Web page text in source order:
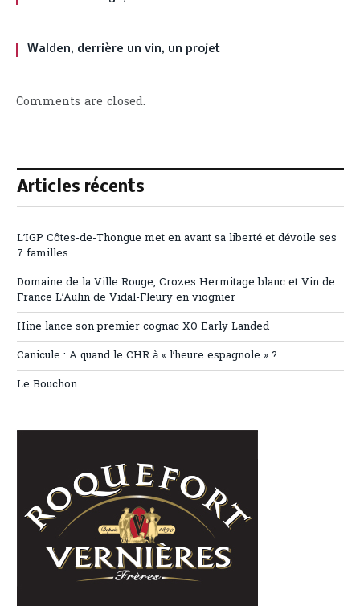
Walden, derrière un vin, un projet
Comments are closed.
Articles récents
L’IGP Côtes-de-Thongue met en avant sa liberté et dévoile ses
7 familles
Domaine de la Ville Rouge, Crozes Hermitage blanc et Vin de
France L’Aulin de Vidal-Fleury en viognier
Hine lance son premier cognac XO Early Landed
Canicule : A quand le CHR à « l’heure espagnole » ?
Le Bouchon